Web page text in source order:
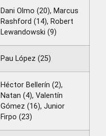
Dani Olmo (20), Marcus
Rashford (14), Robert
Lewandowski (9)
Pau López (25)
Héctor Bellerín (2),
Natan (4), Valentín
Gómez (16), Junior
Firpo (23)